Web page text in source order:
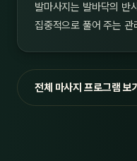
발마사지는 발바닥의 반
집중적으로 풀어 주는
전체 마사지 프로그램 보기